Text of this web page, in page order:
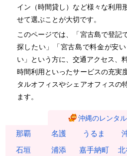
イン（時間貸し）など様々な利用
せて選ぶことが大切です。
このページでは、「宮古島で登記
探したい」「宮古島で料金が安
い」という方に、交通アクセス、
時間利用といったサービスの充実
タルオフィスやシェアオフィスの
ます。
沖縄のレンタ
那覇 名護 うるま
石垣
浦添 嘉手納町